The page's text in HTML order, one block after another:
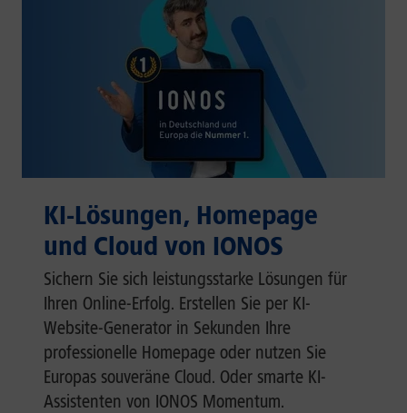
KI-Lösungen, Homepage
und Cloud von IONOS
Sichern Sie sich leistungsstarke Lösungen für
Ihren Online-Erfolg. Erstellen Sie per KI-
Website-Generator in Sekunden Ihre
professionelle Homepage oder nutzen Sie
Europas souveräne Cloud. Oder smarte KI-
Assistenten von IONOS Momentum.